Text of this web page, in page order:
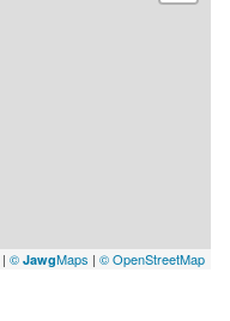
| © JawgMaps | © OpenStreetMap